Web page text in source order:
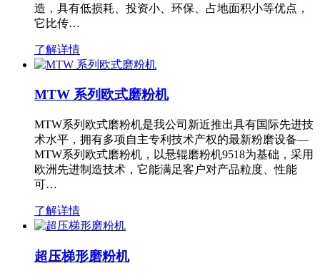
造，具有低损耗、投资小、环保、占地面积小等优点，
它比传…
了解详情
MTW 系列欧式磨粉机
MTW系列欧式磨粉机是我公司新近推出具有国际先进技
术水平，拥有多项自主专利技术产权的最新粉磨设备—
MTW系列欧式磨粉机，以悬辊磨粉机9518为基础，采用
欧洲先进制造技术，它能满足客户对产品粒度、性能
可…
了解详情
超压梯形磨粉机